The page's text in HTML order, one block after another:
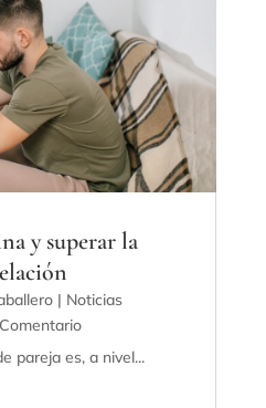
y superar la
| Noticias
pareja es, a nivel...